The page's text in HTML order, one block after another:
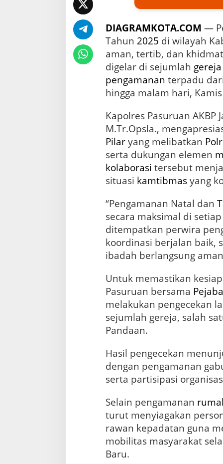
A
r
e
i
a
s
i
S
n
r
g
i
i
g
P
i
l
a
DIAGRAMKOTA.COM —
Tahun 2025 di wilayah
aman, tertib, dan
digelar di sejumlah gereja
pengamanan terpadu
hingga malam hari,
Kapolres Pasuruan AKBP
M.Tr.Opsla.,
Pilaryang melibatkan
serta dukungan elemen
kolaborasi tersebut
situasi kamtibmasyang
“Pengamanan Natal dan
secara maksimal di
ditempatkan perwira
koordinasi berjalan baik,
ibadah berlangsung
Untuk memastikan
Pasuruan bersama
melakukan pengecekan
sejumlah gereja, salah
Pandaan.
Hasil pengecekan
dengan pengamanan
serta partisipasi
Selain pengamanan
turut menyiagakan
rawan kepadatan guna
mobilitas masyarakat
Baru.